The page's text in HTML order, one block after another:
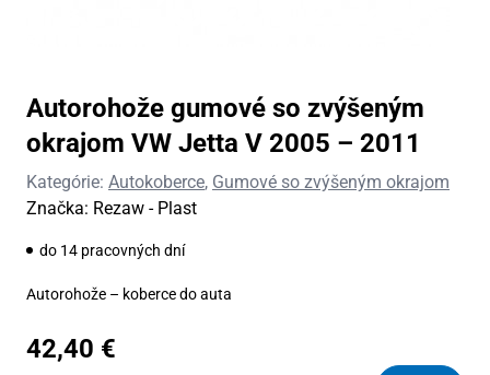
Autorohože gumové so zvýšeným
okrajom VW Jetta V 2005 – 2011
Kategórie: Autokoberce, Gumové so zvýšeným okrajom
Značka: Rezaw - Plast
do 14 pracovných dní
Autorohože – koberce do auta
42,40 €